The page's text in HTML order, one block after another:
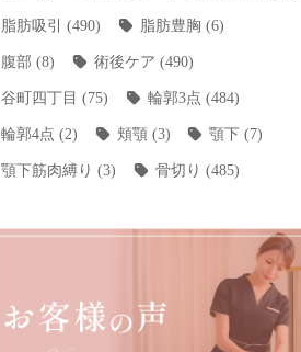
脂肪吸引 (490) 脂肪豊胸 (6)
腹部 (8) 術後ケア (490)
谷町四丁目 (75) 輪郭3点 (484)
輪郭4点 (2) 頬顎 (3) 顎下(7)
顎下筋肉縛り (3) 骨切り (485)